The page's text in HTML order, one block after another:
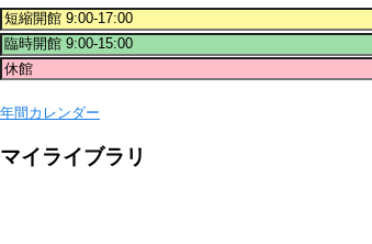
年間カレンダー
マイライブラリ